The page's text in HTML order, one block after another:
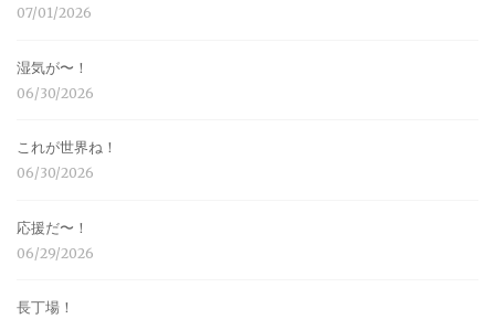
07/01/2026
湿気が〜！
06/30/2026
これが世界ね！
06/30/2026
応援だ〜！
06/29/2026
長丁場！